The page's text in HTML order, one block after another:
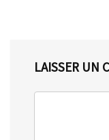
LAISSER UN